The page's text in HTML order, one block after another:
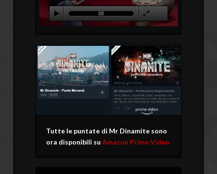
Tutte le puntate di Mr Dinamite sono
ora disponibili su Amazon Prime Video